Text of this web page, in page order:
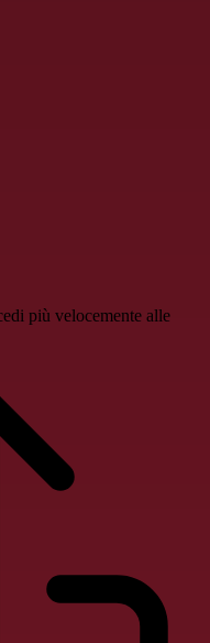
più velocemente alle